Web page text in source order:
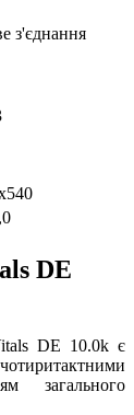
з'єднання
DE
DE 10.0k є
загального